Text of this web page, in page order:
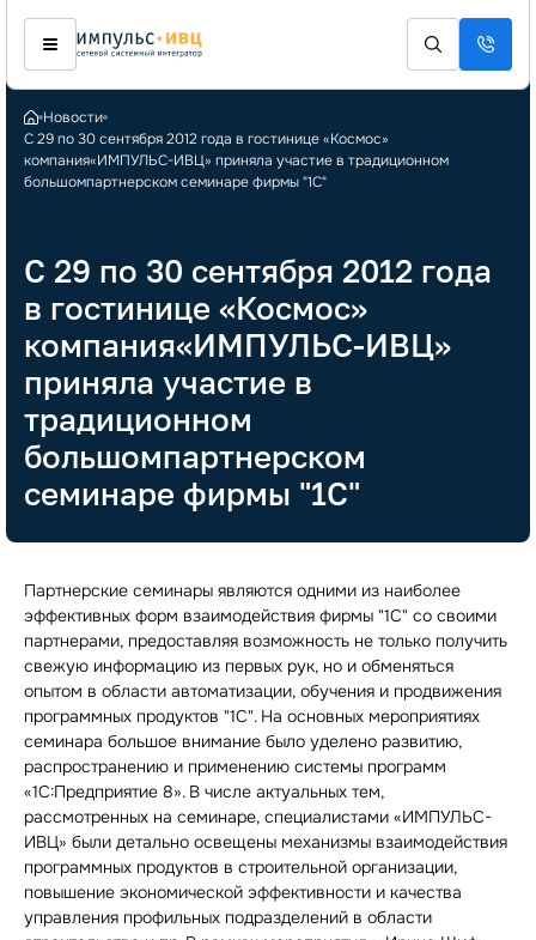
Новости
С 29 по 30 сентября 2012 года в гостинице «Космос»
компания«ИМПУЛЬС-ИВЦ» приняла участие в традиционном
большомпартнерском семинаре фирмы "1С"
С 29 по 30 сентября 2012 года
в гостинице «Космос»
компания«ИМПУЛЬС-ИВЦ»
приняла участие в
традиционном
большомпартнерском
семинаре фирмы "1С"
Партнерские семинары являются одними из наиболее
эффективных форм взаимодействия фирмы "1С" со своими
партнерами, предоставляя возможность не только получить
свежую информацию из первых рук, но и обменяться
опытом в области автоматизации, обучения и продвижения
программных продуктов "1С". На основных мероприятиях
семинара большое внимание было уделено развитию,
распространению и применению системы программ
«1С:Предприятие 8». В числе актуальных тем,
рассмотренных на семинаре, специалистами «ИМПУЛЬС-
ИВЦ» были детально освещены механизмы взаимодействия
программных продуктов в строительной организации,
повышение экономической эффективности и качества
управления профильных подразделений в области